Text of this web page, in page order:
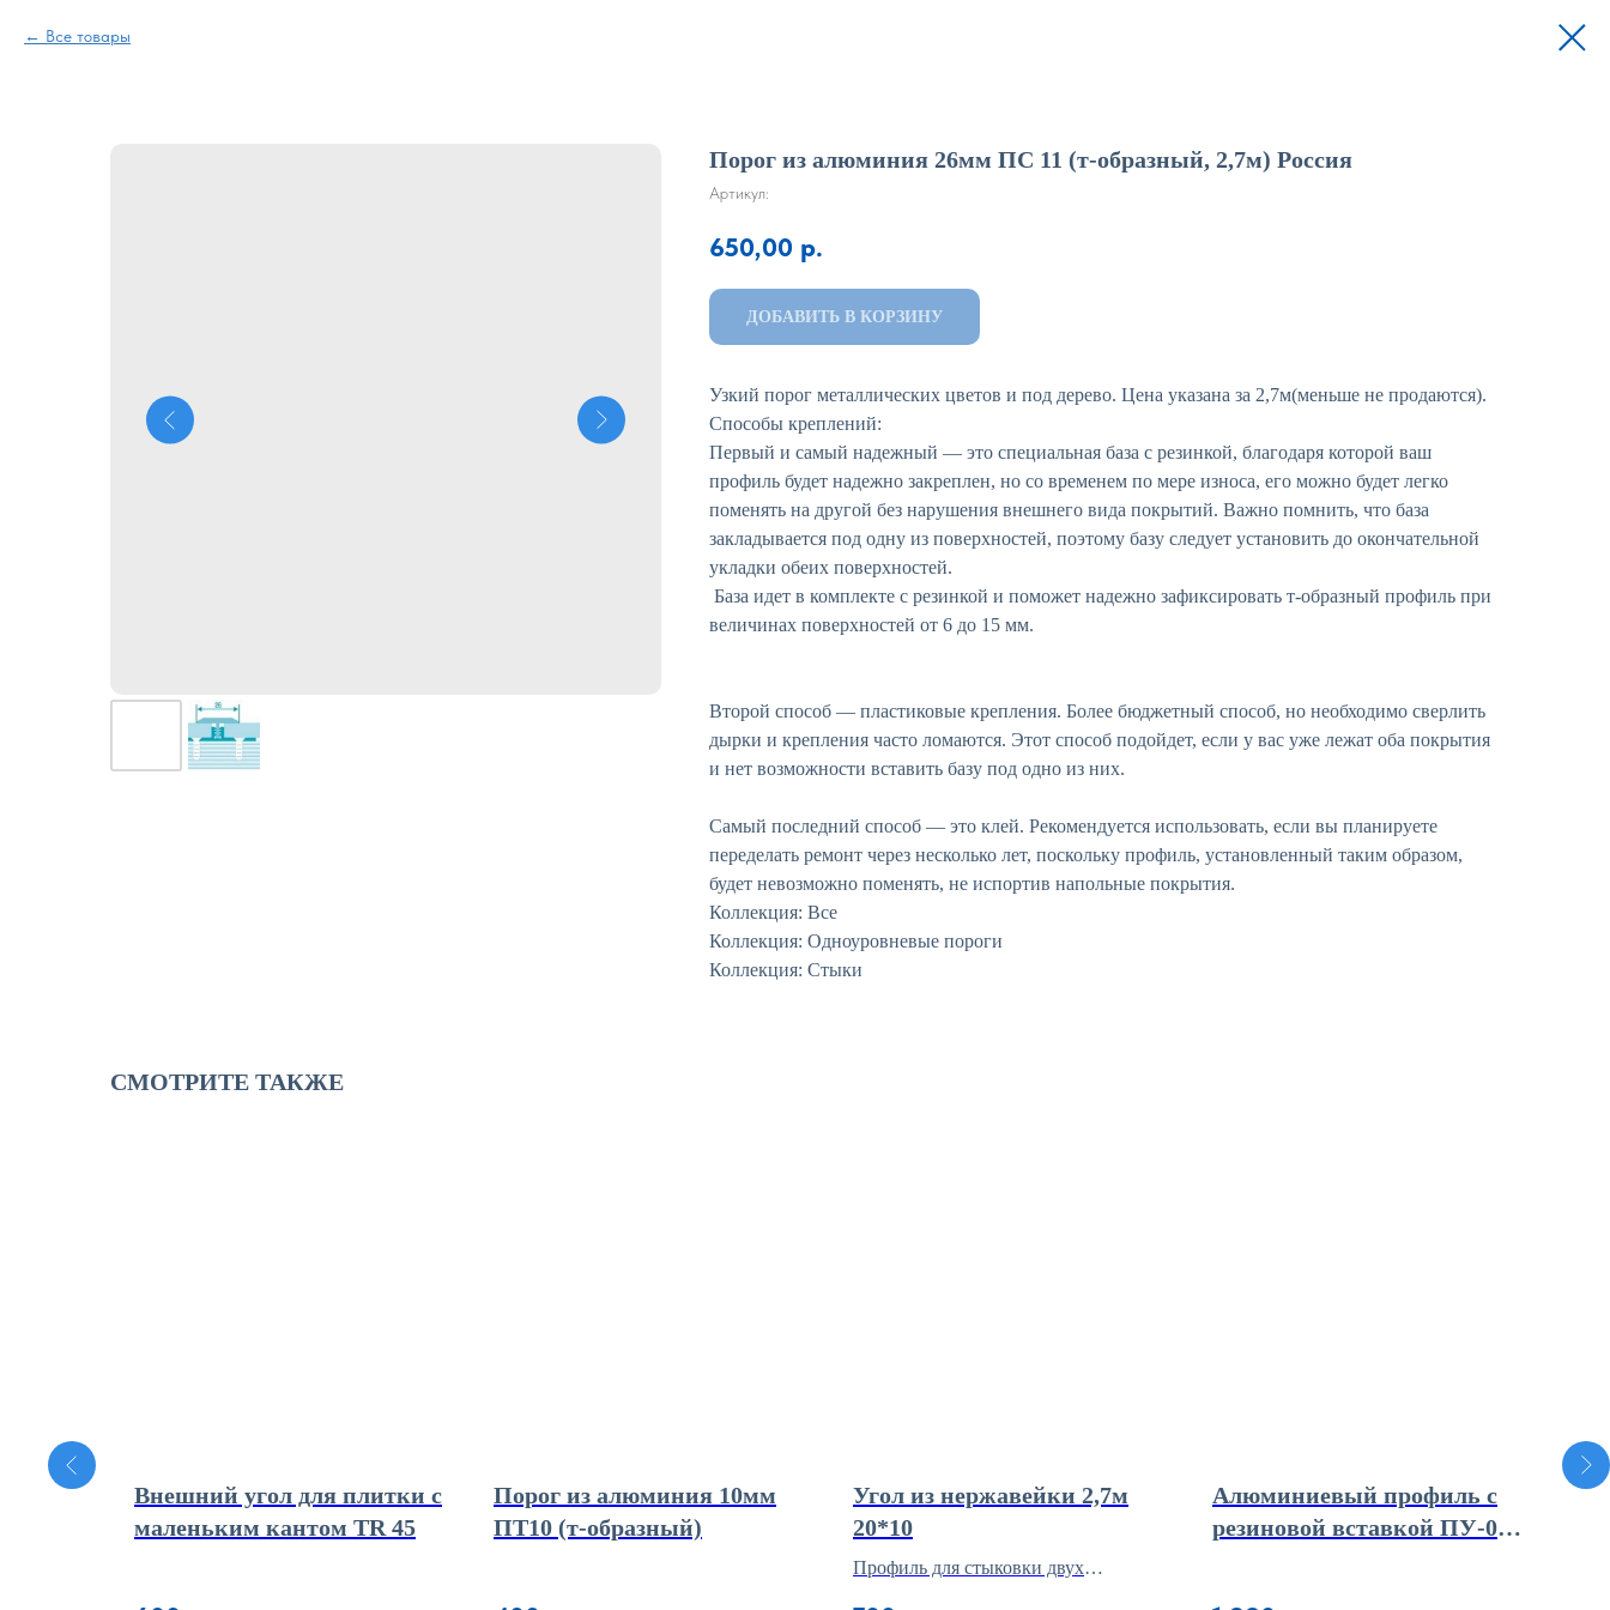
Все товары
Порог из алюминия 26мм ПС 11 (т-образный, 2,7м) Россия
Артикул:
650,00 р.
ДОБАВИТЬ В КОРЗИНУ
Узкий порог металлических цветов и под дерево. Цена указана за 2,7м(меньше не продаются).
Способы креплений:
Первый и самый надежный — это специальная база с резинкой, благодаря которой ваш
профиль будет надежно закреплен, но со временем по мере износа, его можно будет легко
поменять на другой без нарушения внешнего вида покрытий. Важно помнить, что база
закладывается под одну из поверхностей, поэтому базу следует установить до окончательной
укладки обеих поверхностей.
База идет в комплекте с резинкой и поможет надежно зафиксировать т-образный профиль при
величинах поверхностей от 6 до 15 мм.
Второй способ — пластиковые крепления. Более бюджетный способ, но необходимо сверлить
дырки и крепления часто ломаются. Этот способ подойдет, если у вас уже лежат оба покрытия
и нет возможности вставить базу под одно из них.
Самый последний способ — это клей. Рекомендуется использовать, если вы планируете
переделать ремонт через несколько лет, поскольку профиль, установленный таким образом,
будет невозможно поменять, не испортив напольные покрытия.
Коллекция: Все
Коллекция: Одноуровневые пороги
Коллекция: Стыки
СМОТРИТЕ ТАКЖЕ
Внешний угол для плитки с
маленьким кантом TR 45
Порог из алюминия 10мм
ПТ10 (т-образный)
Угол из нержавейки 2,7м
20*10
Профиль для стыковки двух
Алюминиевый профиль с
резиновой вставкой ПУ-07-